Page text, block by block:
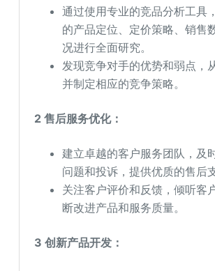
通过使用专业的竞品分析工具
的产品定位、定价策略、销售
况进行全面研究。
发现竞争对手的优势和弱点，
并制定相应的竞争策略。
2 售后服务优化：
建立卓越的客户服务团队，及
问题和投诉，提供优质的售后
关注客户评价和反馈，倾听客
断改进产品和服务质量。
3 创新产品开发：